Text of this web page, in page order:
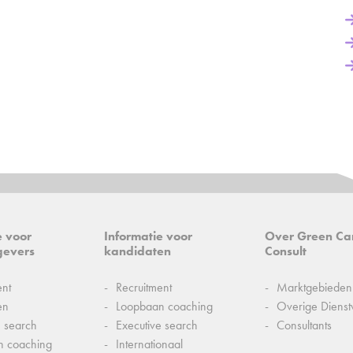
voor
search
coaching
Informatie voor
kandidaten
Recruitment
Loopbaan coaching
Executive search
Internationaal
Over Green
Consult
Marktgebieden
Overige
Consultants